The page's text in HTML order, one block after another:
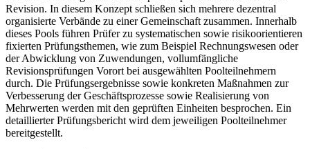
Revision. In diesem Konzept schließen sich mehrere dezentral
organisierte Verbände zu einer Gemeinschaft zusammen. Innerhalb
dieses Pools führen Prüfer zu systematischen sowie risikoorientieren
fixierten Prüfungsthemen, wie zum Beispiel Rechnungswesen oder
der Abwicklung von Zuwendungen, vollumfängliche
Revisionsprüfungen Vorort bei ausgewählten Poolteilnehmern
durch. Die Prüfungsergebnisse sowie konkreten Maßnahmen zur
Verbesserung der Geschäftsprozesse sowie Realisierung von
Mehrwerten werden mit den geprüften Einheiten besprochen. Ein
detaillierter Prüfungsbericht wird dem jeweiligen Poolteilnehmer
bereitgestellt.